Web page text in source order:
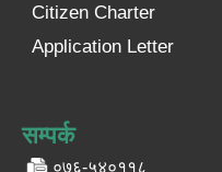
Citizen Charter
Application Letter
सम्पर्क
०७६-५४०११८